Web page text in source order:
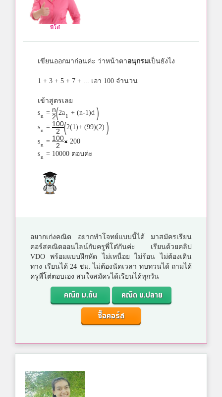
พี่โต๋
เขียนออกมาก่อนค่ะ ว่าหน้าตาอนุกรมเป็นยังไง
1 + 3 + 5 + 7 + ... เอา 100 จำนวน
เข้าสูตรเลย
sn = n
2(2a1 + (n-1)d )
sn = 100
2
(2(1)+ (99)(2) )
sn = 100
2
200
sn = 10000 ตอบค่ะ
อยากเก่งคณิต อยากทำโจทย์แบบนี้ได้ มาสมัครเรียน
คอร์สคณิตออนไลน์กับครูพี่โต๋กันค่ะ เรียนด้วยคลิป
VDO พร้อมแบบฝึกหัด ไม่เหนื่อย ไม่ร้อน ไม่ต้องเดิน
ทาง เรียนได้ 24 ชม. ไม่ต้องนัดเวลา ทบทวนได้ ถามได้
ครูพี่โต๋ตอบเอง สนใจสมัครได้เรียนได้ทุกวัน
คณิต ม.ต้น
คณิต ม.ปลาย
ซื้อคอร์ส